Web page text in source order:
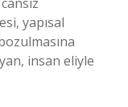
yapısal
insan eliyle